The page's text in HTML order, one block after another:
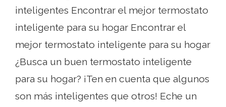
inteligentes Encontrar el mejor termostato
inteligente para su hogar Encontrar el
mejor termostato inteligente para su hogar
¿Busca un buen termostato inteligente
para su hogar? ¡Ten en cuenta que algunos
son más inteligentes que otros! Eche un